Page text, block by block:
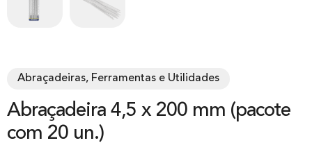
Abraçadeiras, Ferramentas e Utilidades
Abraçadeira 4,5 x 200 mm (pacote
com 20 un.)